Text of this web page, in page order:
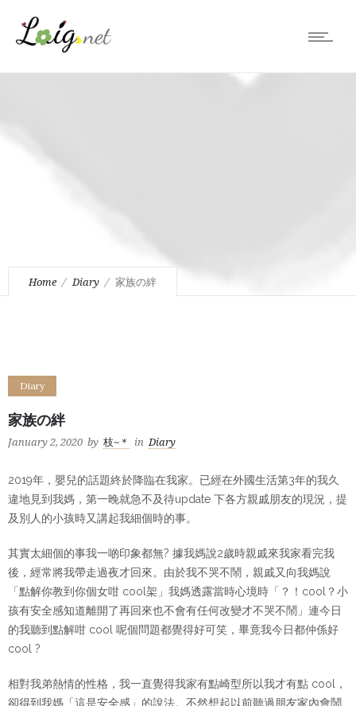
Home Diary 家族の絆
Diary
家族の絆
January 2, 2020 by 枝~＊ in Diary
2019年，嬰兒的話題終於降臨在我家。已經在外國生活第3年的我久
違地見到我媽，第一晚就急不及待update 下各方親戚朋友的現況，提
及別人的小孩時又講起我細個時的事。
其實太細個的事我一啲印象都無? 據我媽說2歲時親戚來我家看完我
後，經常將我帶走過夜才回來。由於我不哭不鬧，親戚又向我媽說
「點解你教到你個女咁 cool架」我媽透露當時心境時「？！cool？小
孩有安全感知道離開了再回來也不會有任何改變才不哭不鬧」連今日
的我聽到點解咁 cool 呢個問題都覺得好可笑，畢竟我今日都仲係好
cool ?
相對我弟熱情的性格，我一直覺得我家有點崎型所以我才有點 cool，
卻得到我媽「這是安全感」的說法。不然想起以前聽過朋友家內會鬧